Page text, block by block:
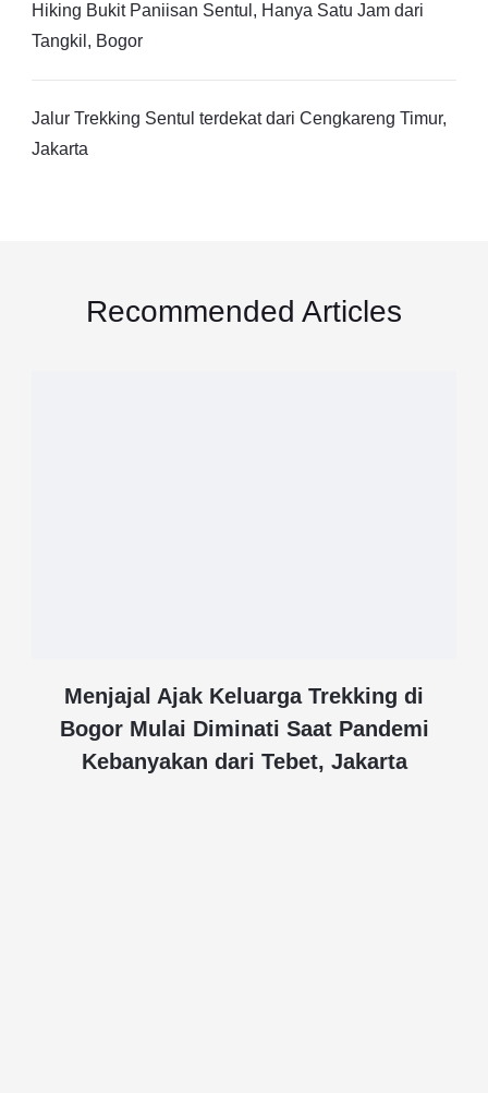
Hiking Bukit Paniisan Sentul, Hanya Satu Jam dari
Tangkil, Bogor
Jalur Trekking Sentul terdekat dari Cengkareng Timur,
Jakarta
Recommended Articles
Menjajal Ajak Keluarga Trekking di
Bogor Mulai Diminati Saat Pandemi
Kebanyakan dari Tebet, Jakarta